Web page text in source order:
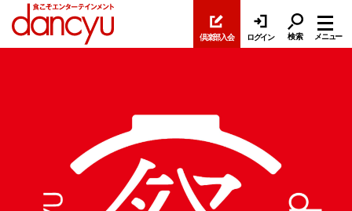
倶楽部入会 ログイン 検索 メニュー